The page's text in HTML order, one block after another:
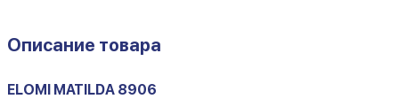
Описание товара
ELOMI MATILDA 8906